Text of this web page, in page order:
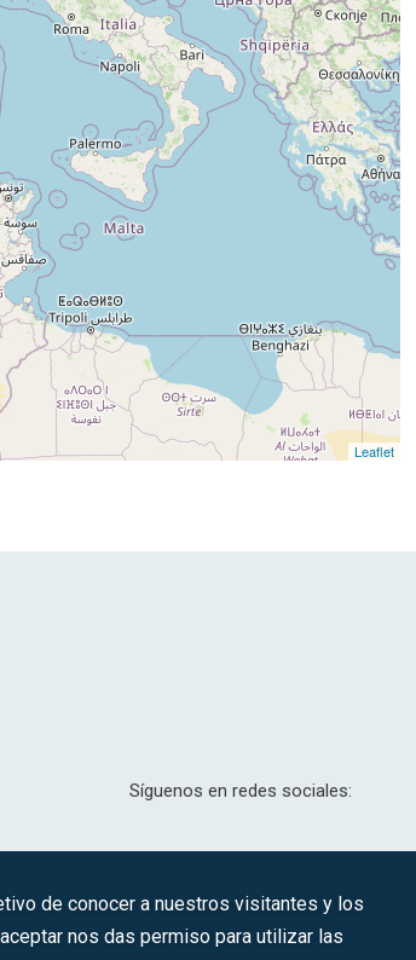
Leaflet
Síguenos en redes sociales:
CONTACTO
de conocer a nuestros visitantes y los
nos das permiso para utilizar las